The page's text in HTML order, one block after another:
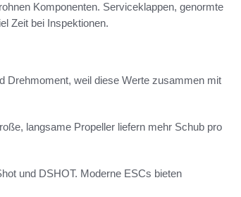
Komponenten. Serviceklappen, genormte
Zeit bei Inspektionen.
Drehmoment, weil diese Werte zusammen mit
langsame Propeller liefern mehr Schub pro
und DSHOT. Moderne ESCs bieten